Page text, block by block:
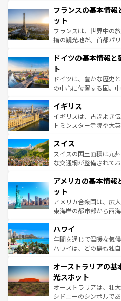
なお、新着のイタリア
しい。
文化が根付くこの国で
れる闘牛、そして美味
る。首都マドリードの
アートに溢れた街角か
せる。地方によって風
ンテンツ一覧 を参照し
フランスの基本情
ット
フランスは、世界中の
指の観光地だ。首都パ
で、幅広い魅力が詰ま
聖堂、美しいビーチ、
から魅了する。また、
れ、フランス料理はユ
香り高いラベンダー畑
らに、パリ以外の地域
も豊かな歴史と文化が
を参照してほしい。
ドイツの基本情報
ト
ドイツは、豊かな歴史
の中心に位置する国。
顔を持つこの国は、ど
ルリンの文化的活気、
してライン川沿いのワ
は、お酒好きな人にはぜひ体験
ドイツ情報はコンテン
イギリス
イギリスは、古きよき
トミンスター寺院や大
リアごとに異なる魅力
ティー、ビール好きに
戦など、本場だからこ
ンツ一覧を参照してほ
スイス
スイスの国土面積は九
な交通網が整備されて
の建物がそのまま残る
博物館もあり、アルプ
ことができる。国民の
者向けの交通パス提供
着のスイス情報は
アメリカの基本情報
ット
アメリカ合衆国は、広
東海岸の都市部から西
のような巨大都市は、
ンメントが詰まった刺
西部には大自然が広が
部のニューオーリンズ
文化が魅力。旅行者は
しみながら、その多様
るだろう。車でのロー
ハワイ
年間を通じて温暖な気
ハワイは、どの島も独
ワイ島は見逃せない。
島だが、静かな自然を
おすすめ。エメラルド
文化や歴史が息づいて
オーストラリアの基
光スポット
オーストラリアは、壮
シドニーのシンボルで